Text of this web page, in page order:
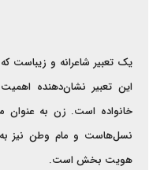
یک تعبیر شاعرانه و زیباست
این تعبیر نشان‌دهنده
خانواده است. زن به عنوان
نسل‌هاست و مام وطن نیز به
هویت بخش است.